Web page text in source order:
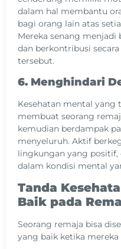
dalam hal membantu
bagi orang lain atas
Mereka senang
dan berkontribusi
tersebut.
6. Menghindari
Kesehatan mental yang
membuat seorang
kemudian berdampak
menyeluruh. Aktif
lingkungan yang positif,
dalam kondisi mental
Tanda
Baik pada
Seorang remaja bisa
yang baik ketika